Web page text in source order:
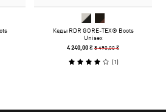
Кеды RDR GORE-TEX® Boots
Unisex
4 240,00 ₴8 490,00 ₴
(1)